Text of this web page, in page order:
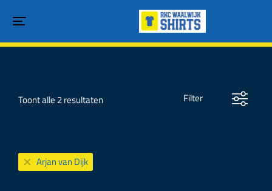
Toont alle 2 resultaten Filter
Arjan van Dijk